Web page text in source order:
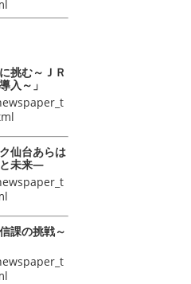
挑む～ＪＲ
入～」
仙台あらは
未来―
課の挑戦～